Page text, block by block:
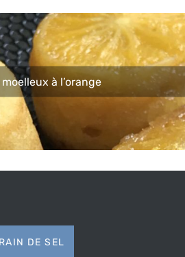
à l’orange
DE SEL